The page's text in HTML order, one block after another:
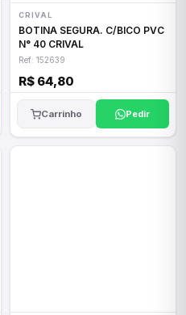
CRIVAL
BOTINA SEGURA. C/BICO PVC
N° 40 CRIVAL
Ref: 152639
R$ 64,80
Carrinho Pedir